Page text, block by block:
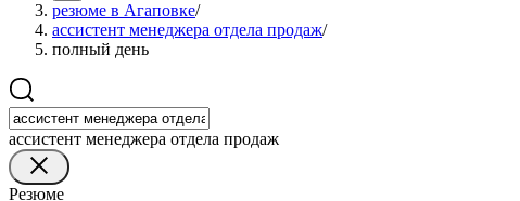
резюме в Агаповке/
ассистент менеджера отдела продаж/
полный день
ассистент менеджера отдела продаж
Резюме